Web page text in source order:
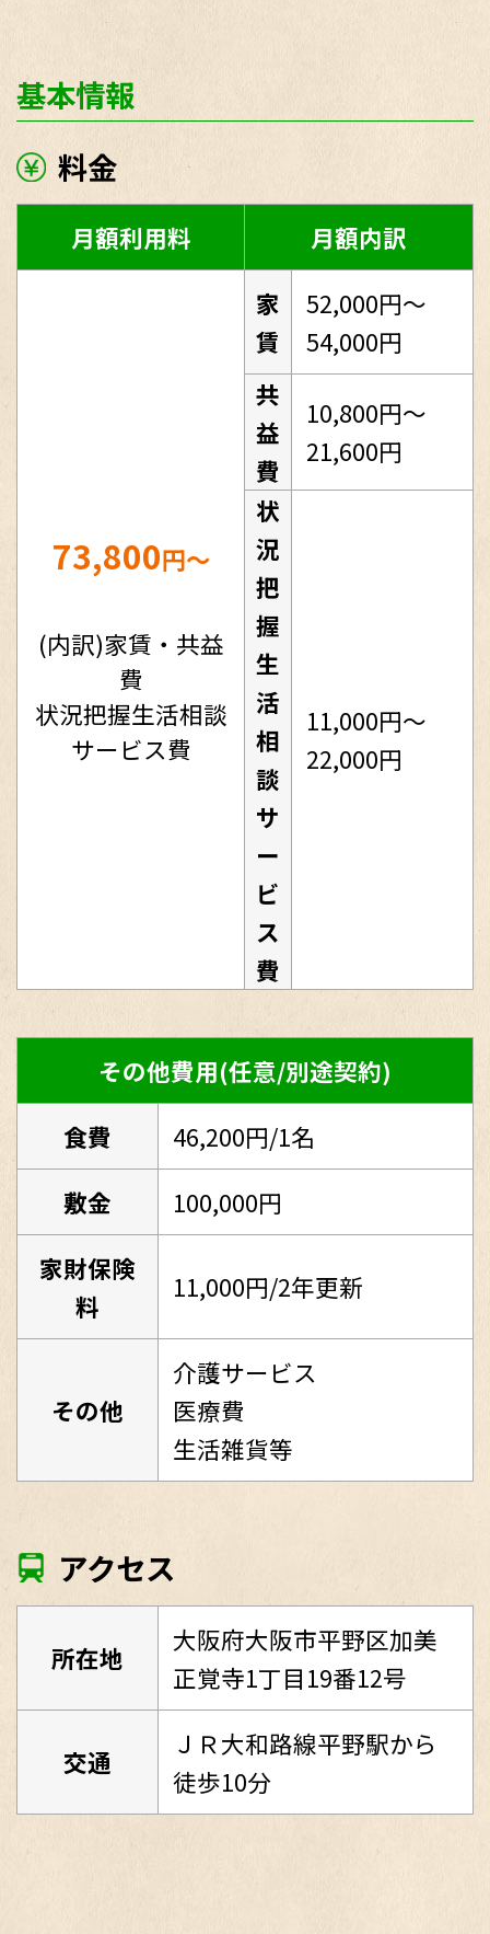
基本情報
料金
月額利用料 月額内訳
73,800円～
(内訳)家賃・共益
費
状況把握生活相談
サービス費
家
賃
52,000円～
54,000円
共
益
費
10,800円～
21,600円
状
況
把
握
生
活
相
談
サ
ー
ビ
ス
費
11,000円～
22,000円
その他費用(任意/別途契約)
食費
46,200円/1名
敷金
100,000円
家財保険
料
11,000円/2年更新
その他
介護サービス
医療費
生活雑貨等
アクセス
所在地
大阪府大阪市平野区加美
正覚寺1丁目19番12号
交通
ＪＲ大和路線平野駅から
徒歩10分